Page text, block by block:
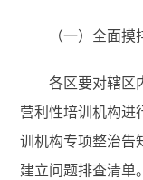
（一）全面摸
各区要对辖区
营利性培训机构进
训机构专项整治告
建立问题排查清单